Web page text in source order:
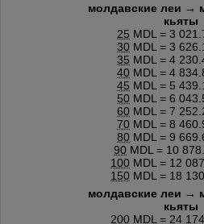
молдавские леи →
кьяты
25 MDL = 3
30 MDL = 3
35 MDL = 4
40 MDL = 4
45 MDL = 5
50 MDL = 6
60 MDL = 7
70 MDL = 8
80 MDL = 9
90 MDL = 10
100 MDL = 12
150 MDL = 18
молдавские леи →
кьяты
200 MDL = 24